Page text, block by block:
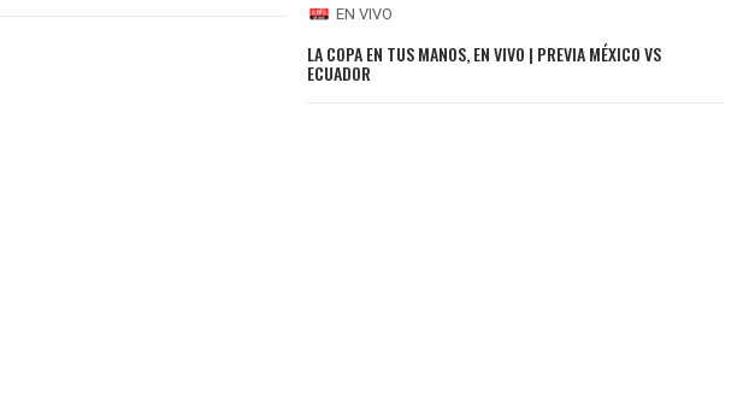
EN VIVO
LA COPA EN TUS MANOS, EN VIVO | PREVIA MÉXICO VS
ECUADOR